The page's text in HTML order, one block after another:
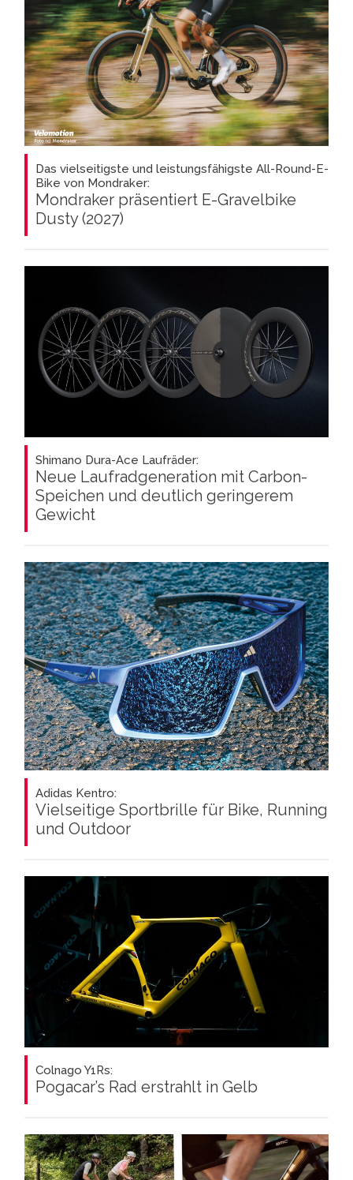
Das vielseitigste und leistungsfähigste All-Round-E-
Bike von Mondraker:
Mondraker präsentiert E-Gravelbike
Dusty (2027)
Shimano Dura-Ace Laufräder:
Neue Laufradgeneration mit Carbon-
Speichen und deutlich geringerem
Gewicht
Adidas Kentro:
Vielseitige Sportbrille für Bike, Running
und Outdoor
Colnago Y1Rs:
Pogacar’s Rad erstrahlt in Gelb